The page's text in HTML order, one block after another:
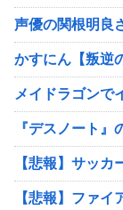
声優の関根明良
かすにん【叛逆
メイドラゴンで
『デスノート
【悲報】サッ
【悲報】ファ